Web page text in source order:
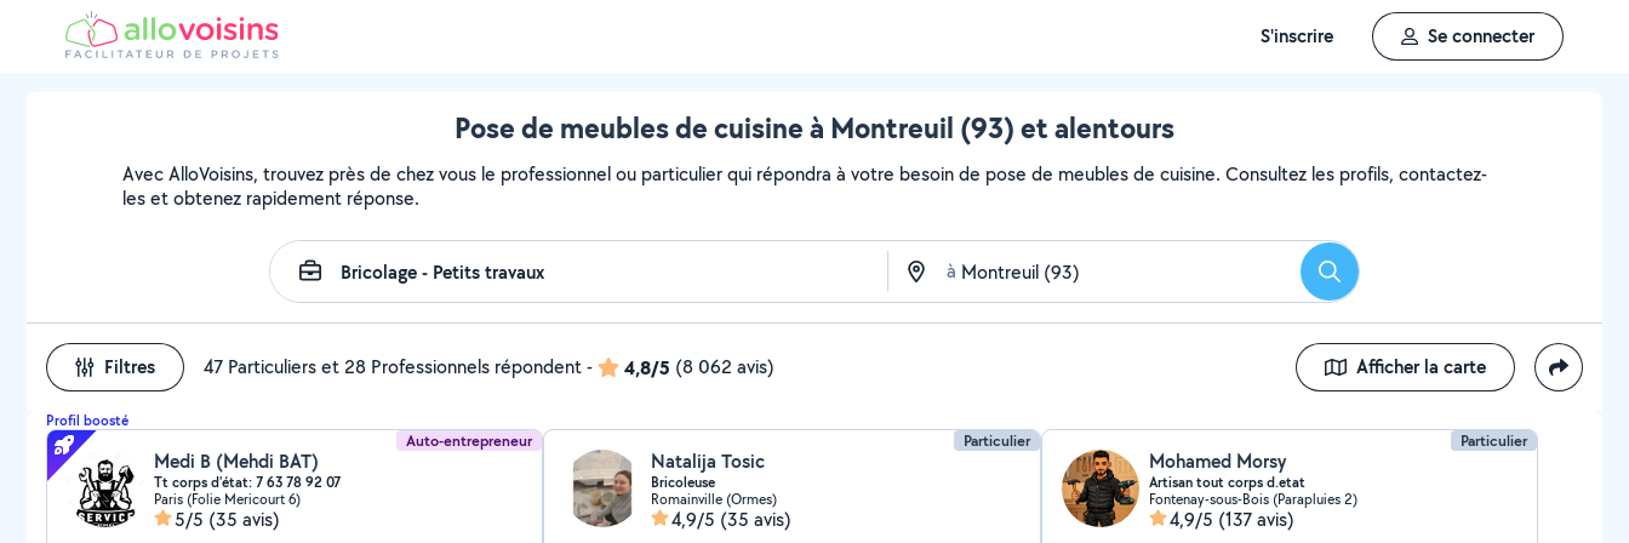
S'inscrire Se connecter
Pose de meubles de cuisine à Montreuil (93) et alentours
Avec AlloVoisins, trouvez près de chez vous le professionnel ou particulier qui répondra à votre besoin de pose de meubles de cuisine. Consultez les profils, contactez-
les et obtenez rapidement réponse.
à Rechercher
Filtres 47 Particuliers et 28 Professionnels répondent- 4,8/5 (8 062 avis) Afficher la carte
Profil boosté
Auto-entrepreneur
Medi B (Mehdi BAT)
Tt corps d'état: 7 63 78 92 07
Paris (Folie Mericourt 6)
5/5 (35 avis)
Particulier
Natalija Tosic
Bricoleuse
Romainville (Ormes)
4,9/5 (35 avis)
Particulier
Mohamed Morsy
Artisan tout corps d.etat
Fontenay-sous-Bois (Parapluies 2)
4,9/5 (137 avis)